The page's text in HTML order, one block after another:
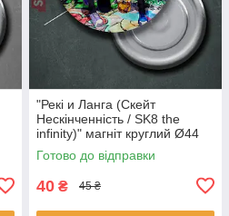
"Рекі и Ланга (Скейт
Нескінченність / SK8 the
infinity)" магніт круглий Ø44
мм
Готово до відправки
40 ₴ 45 ₴